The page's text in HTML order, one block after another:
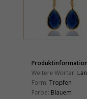
Produktinformation
Weitere Wörter:
Form: Tropfen
Farbe: Blauem